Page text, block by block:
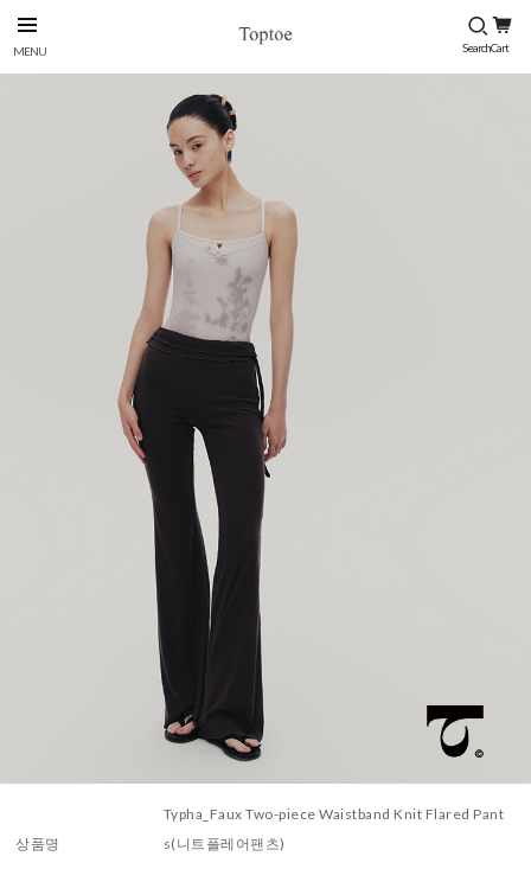
상품명
Typha_Faux Two-piece Waistband Knit Flared Pant
s(니트플레어팬츠)